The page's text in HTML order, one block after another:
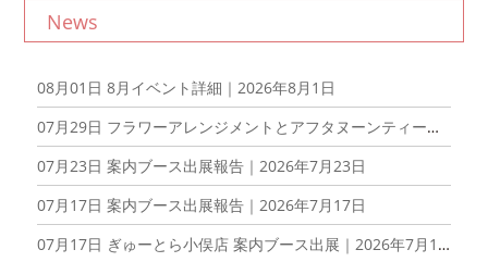
News
08月01日 8月イベント詳細｜2026年8月1日
07月29日 フラワーアレンジメントとアフタヌーンティーを楽しむ会を開催しました！｜2026年7月29日
07月23日 案内ブース出展報告｜2026年7月23日
07月17日 案内ブース出展報告｜2026年7月17日
07月17日 ぎゅーとら小俣店 案内ブース出展｜2026年7月17日